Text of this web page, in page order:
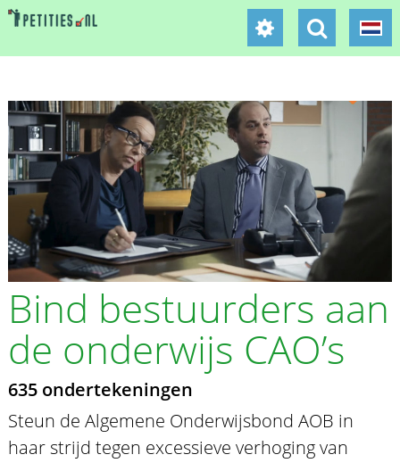
Bind bestuurders aan
de onderwijs CAO’s
635 ondertekeningen
Steun de Algemene Onderwijsbond AOB in
haar strijd tegen excessieve verhoging van